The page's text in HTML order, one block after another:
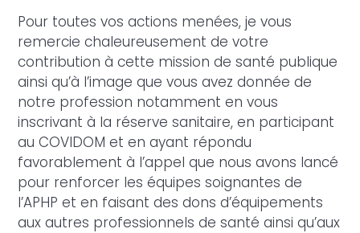
Pour toutes vos actions menées, je vous
remercie chaleureusement de votre
contribution à cette mission de santé publique
ainsi qu’à l’image que vous avez donnée de
notre profession notamment en vous
inscrivant à la réserve sanitaire, en participant
au COVIDOM et en ayant répondu
favorablement à l’appel que nous avons lancé
pour renforcer les équipes soignantes de
l’APHP et en faisant des dons d’équipements
aux autres professionnels de santé ainsi qu’aux